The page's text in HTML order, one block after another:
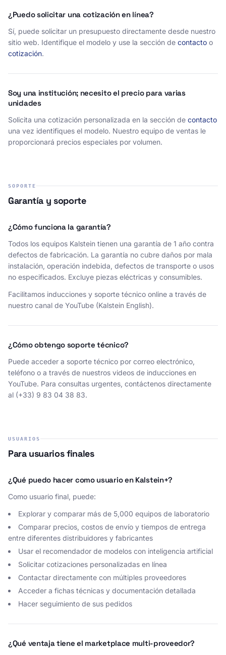
¿Puedo solicitar una cotización en línea?
Sí, puede solicitar un presupuesto directamente desde nuestro
sitio web. Identifique el modelo y use la sección de contacto o
cotización.
Soy una institución; necesito el precio para varias
unidades
Solicita una cotización personalizada en la sección de contacto
una vez identifiques el modelo. Nuestro equipo de ventas le
proporcionará precios especiales por volumen.
SOPORTE
Garantía y soporte
¿Cómo funciona la garantía?
Todos los equipos Kalstein tienen una garantía de 1 año contra
defectos de fabricación. La garantía no cubre daños por mala
instalación, operación indebida, defectos de transporte o usos
no especificados. Excluye piezas eléctricas y consumibles.
Facilitamos inducciones y soporte técnico online a través de
nuestro canal de YouTube (Kalstein English).
¿Cómo obtengo soporte técnico?
Puede acceder a soporte técnico por correo electrónico,
teléfono o a través de nuestros videos de inducciones en
YouTube. Para consultas urgentes, contáctenos directamente
al (+33) 9 83 04 38 83.
USUARIOS
Para usuarios finales
¿Qué puedo hacer como usuario en Kalstein+?
Como usuario final, puede:
Explorar y comparar más de 5,000 equipos de laboratorio
Comparar precios, costos de envío y tiempos de entrega
entre diferentes distribuidores y fabricantes
Usar el recomendador de modelos con inteligencia artificial
Solicitar cotizaciones personalizadas en línea
Contactar directamente con múltiples proveedores
Acceder a fichas técnicas y documentación detallada
Hacer seguimiento de sus pedidos
¿Qué ventaja tiene el marketplace multi-proveedor?